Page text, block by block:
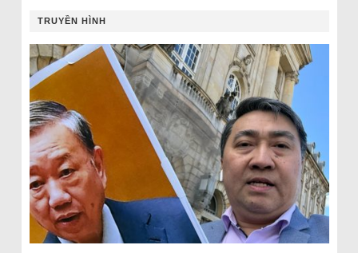
TRUYỀN HÌNH